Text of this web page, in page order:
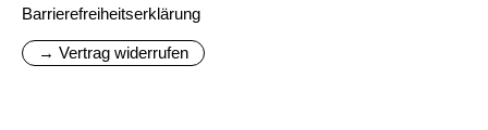
Barrierefreiheitserklärung
→ Vertrag widerrufen